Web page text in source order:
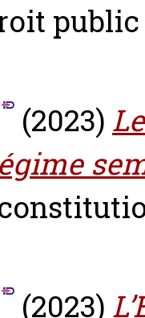
(2023)
(2023)